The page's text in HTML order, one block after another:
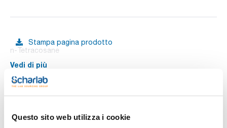
Questo sito web utilizza i cookie
Stampa pagina prodotto
n-Tetracosane
Vedi di più
Documentazione tecnica